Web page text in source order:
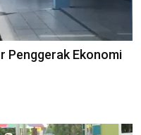
Penggerak Ekonomi